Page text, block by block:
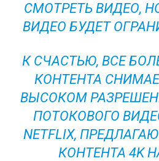
СМОТРЕТЬ ВИДЕО,
ВИДЕО БУДЕТ
К СЧАСТЬЮ, ВСЕ
КОНТЕНТА
ВЫСОКОМ
ПОТОКОВОГО
NETFLIX,
КОНТЕНТА 4K